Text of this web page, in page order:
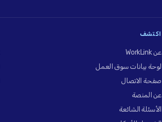
اكتشف
عن WorkLink
لوحة بيانات سوق العمل
صفحة الاتصال
عن المنصة
الأسئلة الشائعة